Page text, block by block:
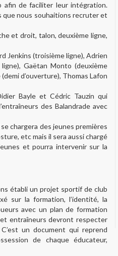
afin de faciliter leur intégration.
que nous souhaitions recruter et
et droit, talon, deuxième ligne,
Jenkins (troisième ligne), Adrien
Gaëtan Monto (deuxième
d’ouverture), Thomas Lafon
Bayle et Cédric Tauzin qui
des Balandrade avec
chargera des jeunes premières
etc mais il sera aussi chargé
et pourra intervenir sur la
établi un projet sportif de club
sur la formation, l’identité, la
avec un plan de formation
entraîneurs devront respecter
un document qui reprend
de chaque éducateur,